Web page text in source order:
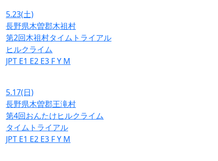
5.23(土)
長野県木曽郡木祖村
第2回木祖村タイムトライアル
ヒルクライム
JPT E1 E2 E3 FY M
5.17(日)
長野県木曽郡王滝村
第4回おんたけヒルクライム
タイムトライアル
JPT E1 E2 E3 FY M